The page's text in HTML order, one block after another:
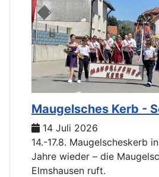
Maugelsches Kerb -
14 Juli 2026
14.-17.8. Maugelscheskerb
Jahre wieder – die
Elmshausen ruft.